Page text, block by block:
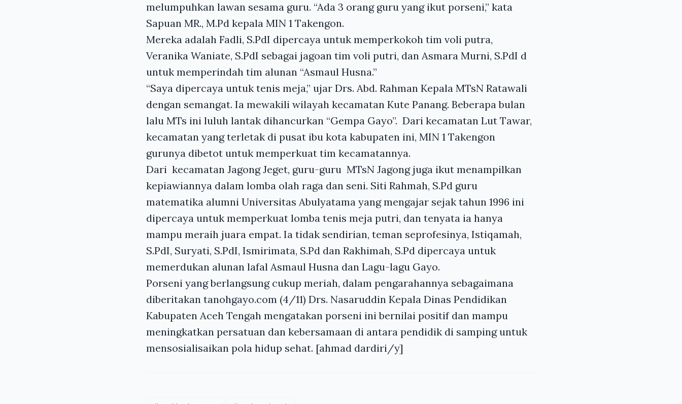
melumpuhkan lawan sesama guru. “Ada 3 orang guru yang ikut porseni,” kata
Sapuan MR., M.Pd kepala MIN 1 Takengon.
Mereka adalah Fadli, S.PdI dipercaya untuk memperkokoh tim voli putra,
Veranika Waniate, S.PdI sebagai jagoan tim voli putri, dan Asmara Murni, S.PdI d
untuk memperindah tim alunan “Asmaul Husna.”
“Saya dipercaya untuk tenis meja,” ujar Drs. Abd. Rahman Kepala MTsN Ratawali
dengan semangat. Ia mewakili wilayah kecamatan Kute Panang. Beberapa bulan
lalu MTs ini luluh lantak dihancurkan “Gempa Gayo”. Dari kecamatan Lut Tawar,
kecamatan yang terletak di pusat ibu kota kabupaten ini, MIN 1 Takengon
gurunya dibetot untuk memperkuat tim kecamatannya.
Dari kecamatan Jagong Jeget, guru-guru MTsN Jagong juga ikut menampilkan
kepiawiannya dalam lomba olah raga dan seni. Siti Rahmah, S.Pd guru
matematika alumni Universitas Abulyatama yang mengajar sejak tahun 1996 ini
dipercaya untuk memperkuat lomba tenis meja putri, dan tenyata ia hanya
mampu meraih juara empat. Ia tidak sendirian, teman seprofesinya, Istiqamah,
S.PdI, Suryati, S.PdI, Ismirimata, S.Pd dan Rakhimah, S.Pd dipercaya untuk
memerdukan alunan lafal Asmaul Husna dan Lagu-lagu Gayo.
Porseni yang berlangsung cukup meriah, dalam pengarahannya sebagaimana
diberitakan tanohgayo.com (4/11) Drs. Nasaruddin Kepala Dinas Pendidikan
Kabupaten Aceh Tengah mengatakan porseni ini bernilai positif dan mampu
meningkatkan persatuan dan kebersamaan di antara pendidik di samping untuk
mensosialisaikan pola hidup sehat. [ahmad dardiri/y]